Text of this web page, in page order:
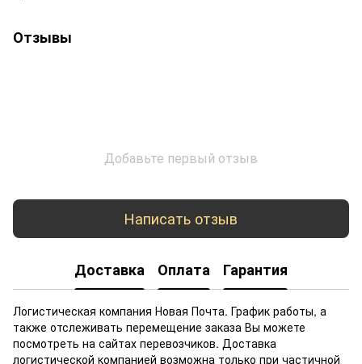
Отзывы
Добавьте первый отзыв
Написать отзыв
Доставка Оплата Гарантия
Логистическая компания Новая Почта. График работы, а
также отслеживать перемещение заказа Вы можете
посмотреть на сайтах перевозчиков. Доставка
логистической компанией возможна только при частичной